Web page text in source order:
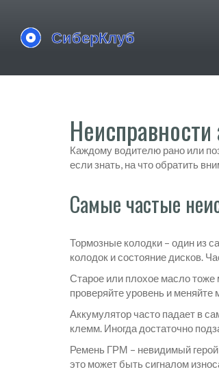
Каждому водителю рано или
если знать, на что обратить
Самые частые
Тормозные колодки – один из
колодок и состояние дисков.
Старое или плохое масло тоже
проверяйте уровень и
Аккумулятор часто падает в
клемм. Иногда достаточно
Ремень ГРМ – невидимый герой
это может быть сигналом